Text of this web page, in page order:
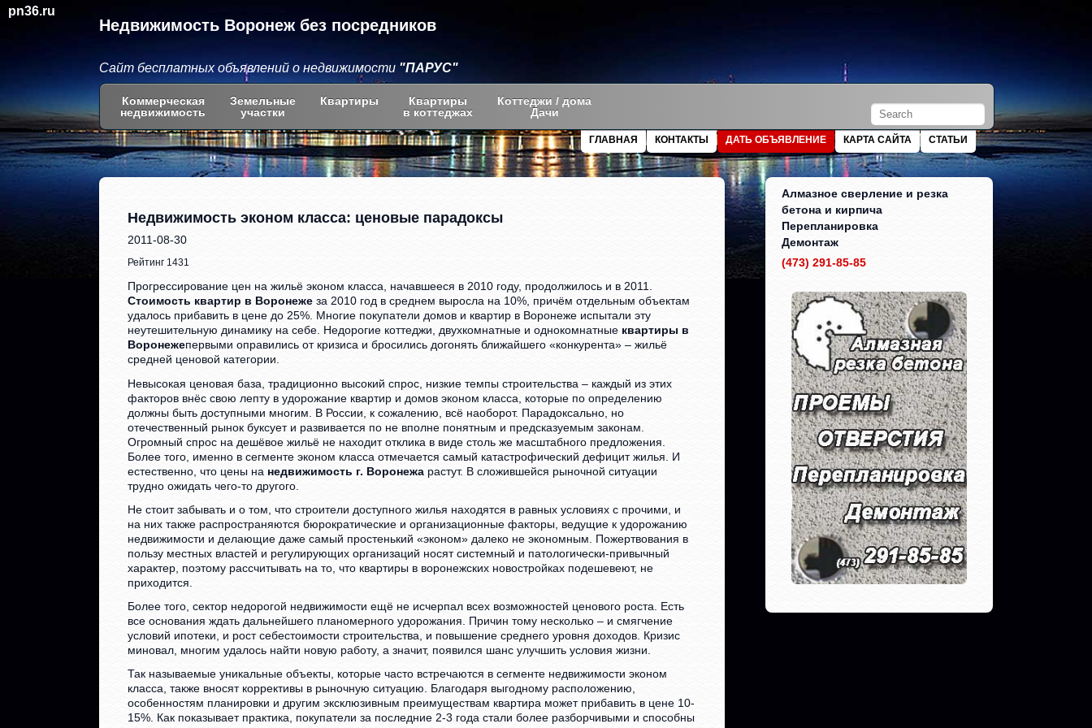
pn36.ru
Недвижимость Воронеж без посредников
Сайт бесплатных объявлений о недвижимости "ПАРУС"
Коммерческая
недвижимость
Земельные
участки
Квартиры
Квартиры
в коттеджах
Коттеджи / дома
Дачи
СТАТЬИ
КАРТА САЙТА
ДАТЬ ОБЪЯВЛЕНИЕ
КОНТАКТЫ
ГЛАВНАЯ
Недвижимость эконом класса: ценовые парадоксы
2011-08-30
Рейтинг 1431
Прогрессирование цен на жильё эконом класса, начавшееся в 2010 году, продолжилось и в 2011.
Стоимость квартир в Воронеже за 2010 год в среднем выросла на 10%, причём отдельным объектам
удалось прибавить в цене до 25%. Многие покупатели домов и квартир в Воронеже испытали эту
неутешительную динамику на себе. Недорогие коттеджи, двухкомнатные и однокомнатные квартиры в
Воронежепервыми оправились от кризиса и бросились догонять ближайшего «конкурента» – жильё
средней ценовой категории.
Невысокая ценовая база, традиционно высокий спрос, низкие темпы строительства – каждый из этих
факторов внёс свою лепту в удорожание квартир и домов эконом класса, которые по определению
должны быть доступными многим. В России, к сожалению, всё наоборот. Парадоксально, но
отечественный рынок буксует и развивается по не вполне понятным и предсказуемым законам.
Огромный спрос на дешёвое жильё не находит отклика в виде столь же масштабного предложения.
Более того, именно в сегменте эконом класса отмечается самый катастрофический дефицит жилья. И
естественно, что цены на недвижимость г. Воронежа растут. В сложившейся рыночной ситуации
трудно ожидать чего-то другого.
Не стоит забывать и о том, что строители доступного жилья находятся в равных условиях с прочими, и
на них также распространяются бюрократические и организационные факторы, ведущие к удорожанию
недвижимости и делающие даже самый простенький «эконом» далеко не экономным. Пожертвования в
пользу местных властей и регулирующих организаций носят системный и патологически-привычный
характер, поэтому рассчитывать на то, что квартиры в воронежских новостройках подешевеют, не
приходится.
Более того, сектор недорогой недвижимости ещё не исчерпал всех возможностей ценового роста. Есть
все основания ждать дальнейшего планомерного удорожания. Причин тому несколько – и смягчение
условий ипотеки, и рост себестоимости строительства, и повышение среднего уровня доходов. Кризис
миновал, многим удалось найти новую работу, а значит, появился шанс улучшить условия жизни.
Так называемые уникальные объекты, которые часто встречаются в сегменте недвижимости эконом
класса, также вносят коррективы в рыночную ситуацию. Благодаря выгодному расположению,
особенностям планировки и другим эксклюзивным преимуществам квартира может прибавить в цене 10-
15%. Как показывает практика, покупатели за последние 2-3 года стали более разборчивыми и способны
Алмазное сверление и резка
бетона и кирпича
Перепланировка
Демонтаж
(473) 291-85-85